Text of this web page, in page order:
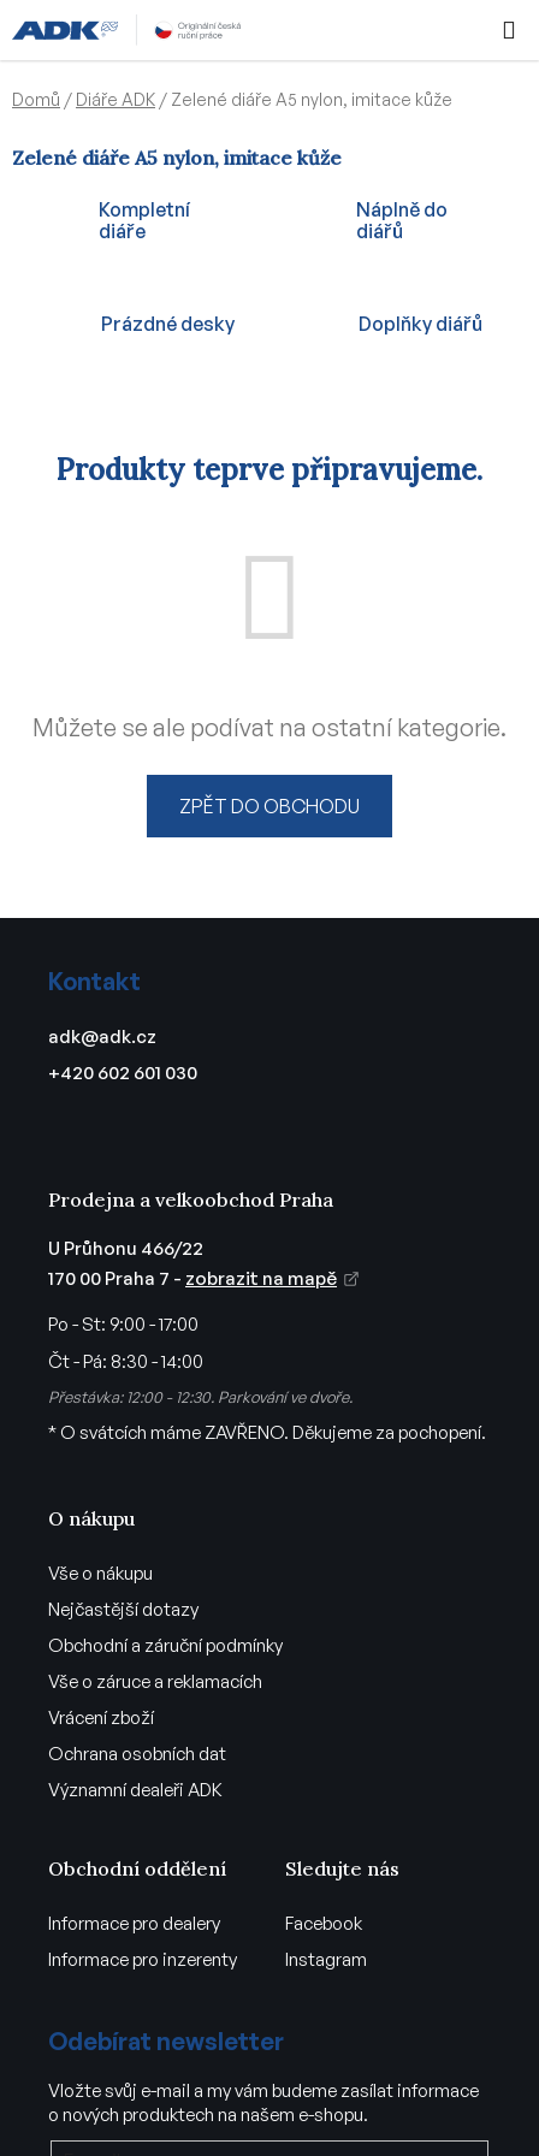
na
obsah
KOŠÍK
Domů / Diáře ADK / Zelené diáře A5 nylon, imitace kůže
Zelené diáře A5 nylon, imitace kůže
Kompletní
diáře
Náplně do
diářů
Prázdné desky Doplňky diářů
Produkty teprve připravujeme.
Můžete se ale podívat na ostatní kategorie.
ZPĚT DO OBCHODU
Kontakt
adk@adk.cz
+420 602 601 030
O nákupu
Vše o nákupu
Nejčastější dotazy
Obchodní a záruční podmínky
Vše o záruce a reklamacích
Vrácení zboží
Ochrana osobních dat
Významní dealeři ADK
Prodejna a velkoobchod Praha
U Průhonu 466/22
170 00 Praha 7 - zobrazit na mapě
Po - St: 9:00 - 17:00
Čt - Pá: 8:30 - 14:00
Přestávka: 12:00 - 12:30. Parkování ve dvoře.
* O svátcích máme ZAVŘENO. Děkujeme za pochopení.
Obchodní oddělení
Informace pro dealery
Informace pro inzerenty
Sledujte nás
Facebook
Instagram
Odebírat newsletter
Vložte svůj e-mail a my vám budeme zasílat informace
o nových produktech na našem e-shopu.